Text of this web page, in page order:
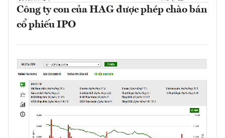
Công ty con của HAG được phép chào bán
cổ phiếu IPO